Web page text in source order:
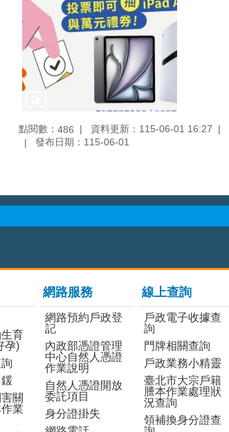
點閱數： 486 資料更新：115-06-01 16:27
發布日期：115-06-01
育
孕)
關
業
網路服務
網路預約戶政登
記
內政部憑證管理
中心自然人憑證
作業說明
自然人憑證開放
委託項目
身分證掛失
線上查詢
戶政電子收據查
詢
門牌相關查詢
戶政業務小精靈
臺北市大宗戶籍
謄本作業處理狀
況查詢
領補換身分證查